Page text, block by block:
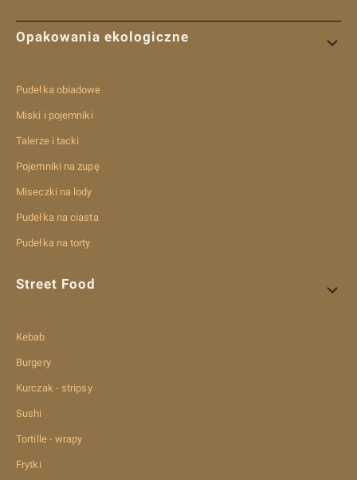
Linki w stopce
Opakowania ekologiczne
Pudełka obiadowe
Miski i pojemniki
Talerze i tacki
Pojemniki na zupę
Miseczki na lody
Pudełka na ciasta
Pudełka na torty
Street Food
Kebab
Burgery
Kurczak - stripsy
Sushi
Tortille - wrapy
Frytki